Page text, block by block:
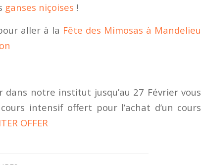
ganses niçoises !
aller à la Fête des Mimosas à Mandelieu
dans notre institut jusqu’au 27 Février vous
intensif offert pour l’achat d’un cours
OFFER